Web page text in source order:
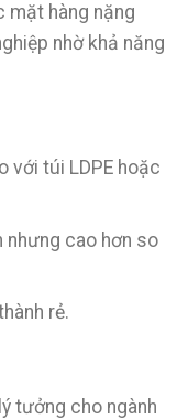
mặt hàng nặng
nhờ khả năng
với túi LDPE hoặc
nhưng cao hơn so
rẻ.
tưởng cho ngành